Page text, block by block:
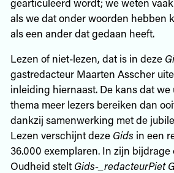
als we dat onder woorden hebben
als een ander dat gedaan heeft.
Lezen of niet-lezen, dat is in deze
gastredacteur Maarten Asscher
inleiding hiernaast. De kans dat
thema meer lezers bereiken dan
dankzij samenwerking met de
Lezen verschijnt deze Gids in een
36.000 exemplaren. In zijn bijdrage
Oudheid stelt Gids-_redacteurPiet